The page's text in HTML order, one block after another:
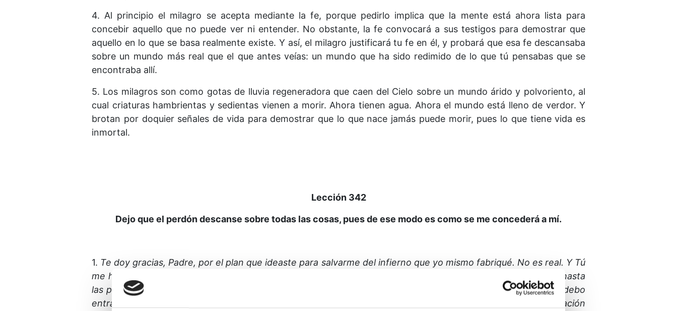
4. Al principio el milagro se acepta mediante la fe, porque pedirlo implica que la mente está ahora lista para
concebir aquello que no puede ver ni entender. No obstante, la fe convocará a sus testigos para demostrar que
aquello en lo que se basa realmente existe. Y así, el milagro justificará tu fe en él, y probará que esa fe descansaba
sobre un mundo más real que el que antes veías: un mundo que ha sido redimido de lo que tú pensabas que se
encontraba allí.
5. Los milagros son como gotas de lluvia regeneradora que caen del Cielo sobre un mundo árido y polvoriento, al
cual criaturas hambrientas y sedientas vienen a morir. Ahora tienen agua. Ahora el mundo está lleno de verdor. Y
brotan por doquier señales de vida para demostrar que lo que nace jamás puede morir, pues lo que tiene vida es
inmortal.
Lección 342
Dejo que el perdón descanse sobre todas las cosas, pues de ese modo es como se me concederá a mí.
1. Te doy gracias, Padre, por el plan que ideaste para salvarme del infierno que yo mismo fabriqué. No es real. Y Tú
me has proporcionado los medios para comprobar su irrealidad.
Tengo la llave en mis manos, y he llegado hasta
las puertas tras las cuales se halla el fin de los sueños. Me encuentro ante las puertas del Cielo, sin saber si debo
entrar y estar en casa.
Quiero perdonar todas las cosas y dejar que la creación